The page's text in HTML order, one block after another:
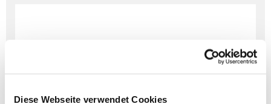
Diese Webseite verwendet Cookies